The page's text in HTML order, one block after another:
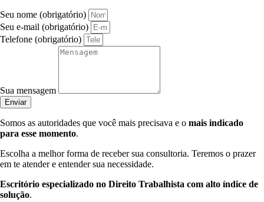
Seu nome (obrigatório)
Seu e-mail (obrigatório)
Telefone (obrigatório)
Sua mensagem
Enviar
Somos as autoridades que você mais precisava e o mais indicado
para esse momento.
Escolha a melhor forma de receber sua consultoria. Teremos o prazer
em te atender e entender sua necessidade.
Escritório especializado no Direito Trabalhista com alto índice de
solução.